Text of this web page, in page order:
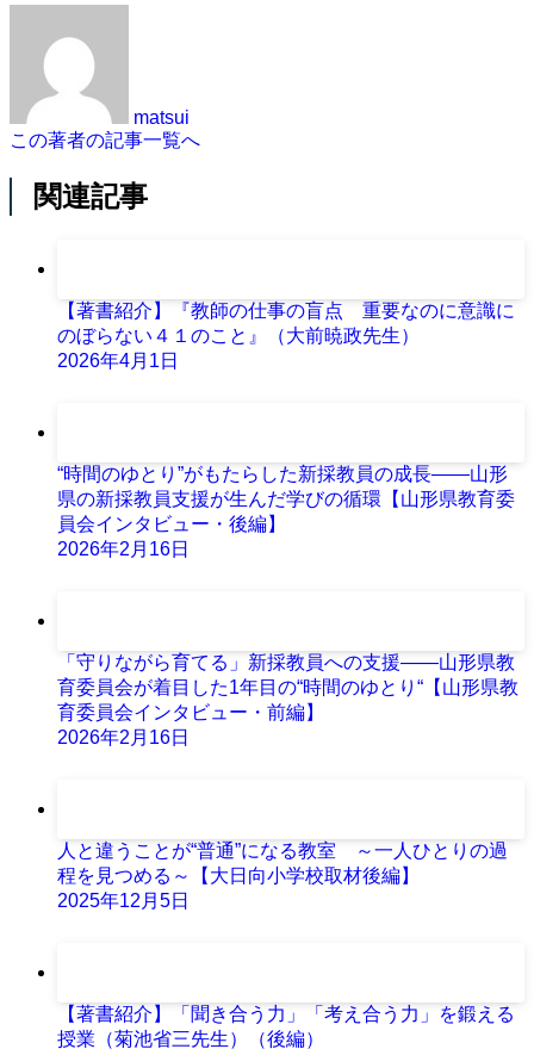
matsui
この著者の記事一覧へ
関連記事
【著書紹介】『教師の仕事の盲点 重要なのに意識に
のぼらない４１のこと』（大前暁政先生）
2026年4月1日
“時間のゆとり”がもたらした新採教員の成長――山形
県の新採教員支援が生んだ学びの循環【山形県教育委
員会インタビュー・後編】
2026年2月16日
「守りながら育てる」新採教員への支援――山形県教
育委員会が着目した1年目の“時間のゆとり“【山形県教
育委員会インタビュー・前編】
2026年2月16日
人と違うことが“普通”になる教室 ～一人ひとりの過
程を見つめる～【大日向小学校取材後編】
2025年12月5日
【著書紹介】「聞き合う力」「考え合う力」を鍛える
授業（菊池省三先生）（後編）